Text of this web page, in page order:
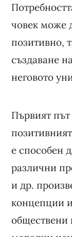
човек може
позитивно,
създаване
неговото
Първият
е способен
различни
и др.
концепции
обществени